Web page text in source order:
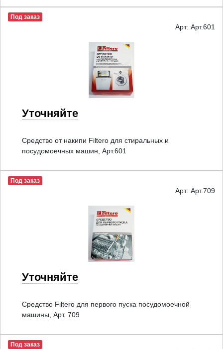
Под заказ
Арт: Арт.601
Уточняйте
Средство от накипи Filtero для стиральных и
посудомоечных машин, Арт.601
Под заказ
Арт: Арт.709
Уточняйте
Средство Filtero для первого пуска посудомоечной
машины, Арт. 709
Под заказ